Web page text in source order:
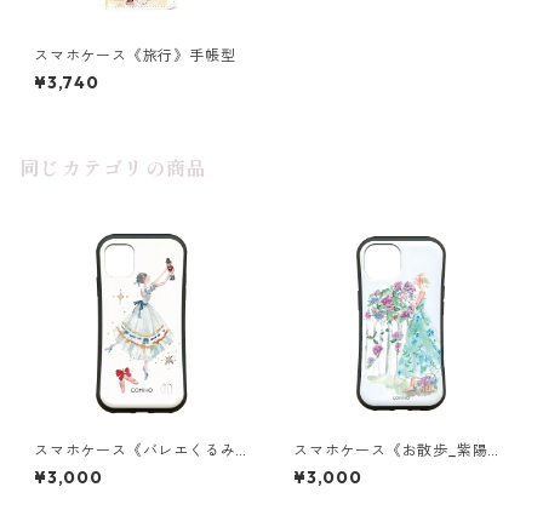
スマホケース《旅行》手帳型
¥3,740
同じカテゴリの商品
スマホケース《バレエくるみ
割り人形》グリップ
¥3,000
スマホケース《お散歩_紫陽花
の世界》グリップ
¥3,000